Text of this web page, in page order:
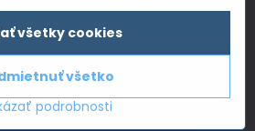
2026Copyright
Zásady ochrany osobných údajov
pomocou:BiznisWeb.sk
podrobnosti
všetky cookies
všetko